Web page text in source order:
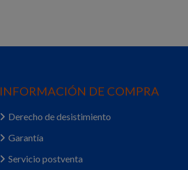
INFORMACIÓN DE COMPRA
Derecho de desistimiento
Garantía
Servicio postventa